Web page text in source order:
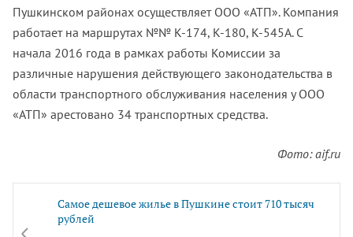
Пушкинском районах осуществляет ООО «АТП». Компания
работает на маршрутах №№ К-174, К-180, К-545А. С
начала 2016 года в рамках работы Комиссии за
различные нарушения действующего законодательства в
области транспортного обслуживания населения у ООО
«АТП» арестовано 34 транспортных средства.
Фото: aif.ru
Самое дешевое жилье в Пушкине стоит 710 тысяч
рублей